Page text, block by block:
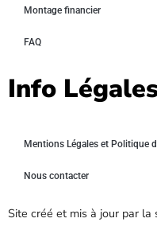
Montage financier
FAQ
Info
Mentions Légales et Politique
Nous contacter
Site créé et mis à jour par la